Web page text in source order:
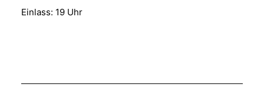
Einlass: 19 Uhr